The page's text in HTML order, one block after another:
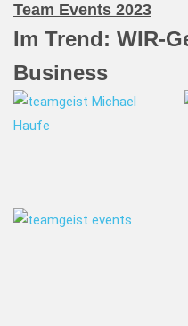
Team Events 2023
Im Trend: WIR-
Business